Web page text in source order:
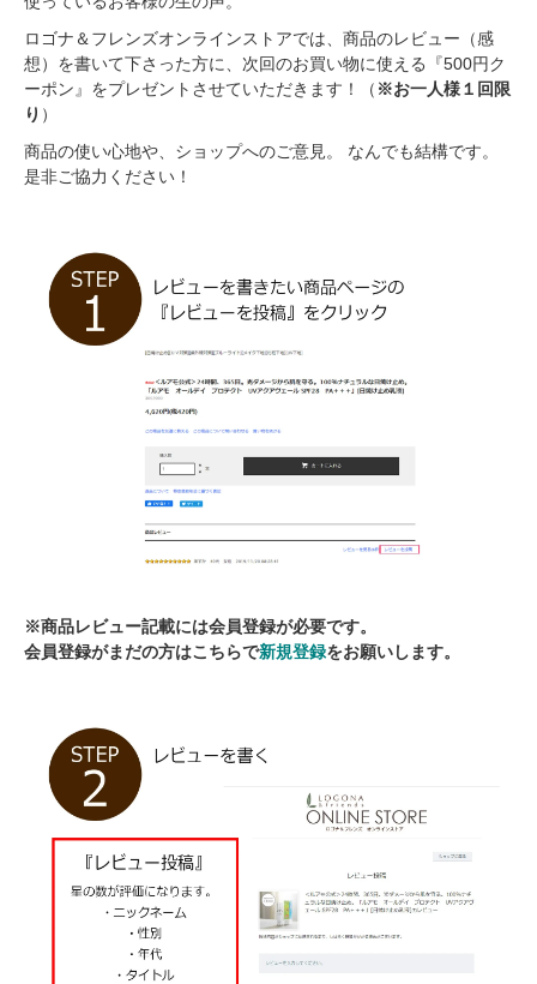
ロゴナ＆フレンズオンラインストアでは、商品のレビュー（感
想）を書いて下さった方に、次回のお買い物に使える『500円ク
ーポン』をプレゼントさせていただきます！（ ※お一人様１回限
り ）
商品の使い心地や、ショップへのご意見。 なんでも結構です。
是非ご協力ください！
※商品レビュー記載には会員登録が必要です。
会員登録がまだの方はこちらで新規登録をお願いします。